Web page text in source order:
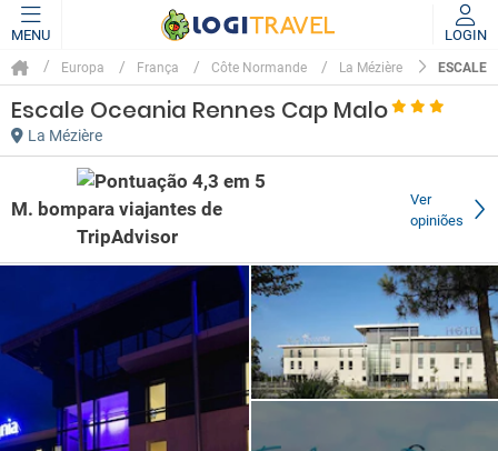
MENU LOGIN
Europa França Côte Normande La Mézière ESCALE
Escale Oceania Rennes Cap Malo
La Mézière
M. bom
Ver
opiniões